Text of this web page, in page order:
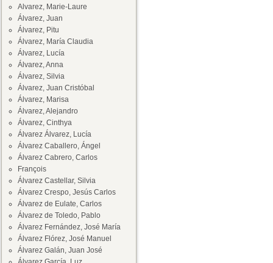
Alvarez, Marie-Laure
Álvarez, Juan
Álvarez, Pitu
Álvarez, María Claudia
Álvarez, Lucía
Álvarez, Anna
Álvarez, Silvia
Álvarez, Juan Cristóbal
Álvarez, Marisa
Álvarez, Alejandro
Álvarez, Cinthya
Álvarez Álvarez, Lucía
Álvarez Caballero, Ángel
Álvarez Cabrero, Carlos
François
Álvarez Castellar, Silvia
Álvarez Crespo, Jesús Carlos
Álvarez de Eulate, Carlos
Álvarez de Toledo, Pablo
Álvarez Fernández, José María
Álvarez Flórez, José Manuel
Álvarez Galán, Juan José